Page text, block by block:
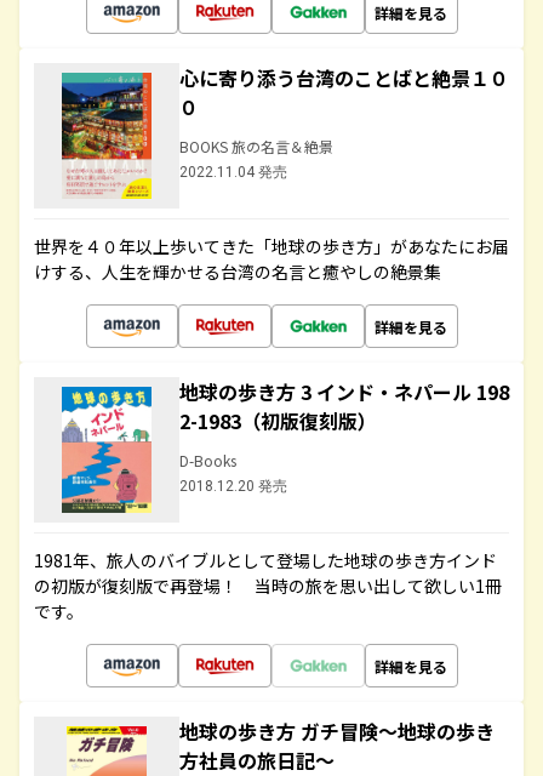
詳細を見る
心に寄り添う台湾のことばと絶景１０
０
BOOKS 旅の名言＆絶景
2022.11.04 発売
世界を４０年以上歩いてきた「地球の歩き方」があなたにお届
けする、人生を輝かせる台湾の名言と癒やしの絶景集
詳細を見る
地球の歩き方 3 インド・ネパール 198
2-1983（初版復刻版）
D-Books
2018.12.20 発売
1981年、旅人のバイブルとして登場した地球の歩き方インド
の初版が復刻版で再登場！ 当時の旅を思い出して欲しい1冊
です。
詳細を見る
地球の歩き方 ガチ冒険～地球の歩き
方社員の旅日記～